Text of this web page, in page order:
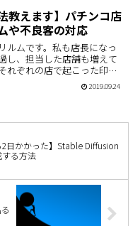
専属ライターとして仕事を
います。男性…
教えます】パチンコ店
や不良客の対応
ルムです。私も店長になっ
し、担当した店舗も増えて
れぞれの店で起こった印象
中に、クレーマーや不良客
ます。今回はそういった人
2019.09.24
2日かかった】Stable Diffusion
る方法